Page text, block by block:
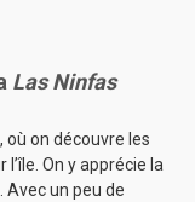
Las Ninfas
où on découvre les
On y apprécie la
Avec un peu de